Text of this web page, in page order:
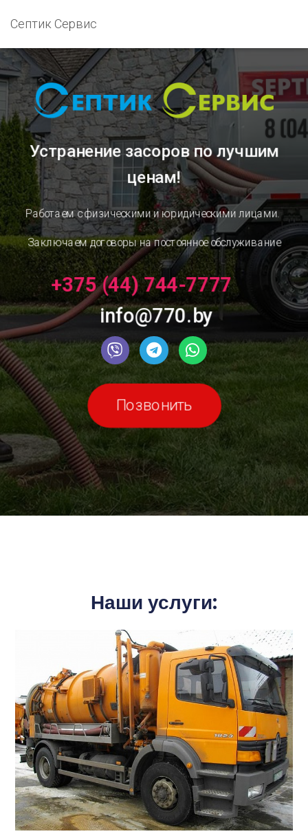
Септик Сервис
Устранение засоровпо лучшим
ценам!
Работаем с физическими и юридическими лицами.
Заключаем договоры на постоянное обслуживание
+375 (44) 744-7777
info@770.by
Позвонить
Наши услуги: